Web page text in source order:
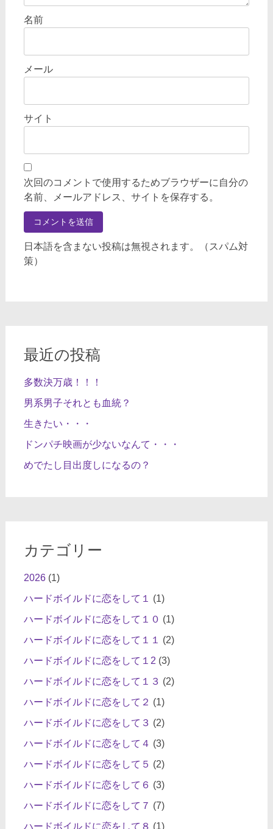
名前
メール
サイト
次回のコメントで使用するためブラウザーに自分の
名前、メールアドレス、サイトを保存する。
日本語を含まない投稿は無視されます。（スパム対
策）
最近の投稿
多数決万歳！！！
男系男子それとも血統？
生きたい・・・
ドンパチ映画が少ないなんて・・・
めでたし目出度しになるの？
カテゴリー
2026(1)
ハードボイルドに恋をして１
(1)
ハードボイルドに恋をして１０ (1)
ハードボイルドに恋をして１１
(2)
ハードボイルドに恋をして１2 (3)
ハードボイルドに恋をして１３ (2)
ハードボイルドに恋をして２ (1)
ハードボイルドに恋をして３ (2)
ハードボイルドに恋をして４ (3)
ハードボイルドに恋をして５ (2)
ハードボイルドに恋をして６ (3)
ハードボイルドに恋をして７ (7)
ハードボイルドに恋をして８ (1)